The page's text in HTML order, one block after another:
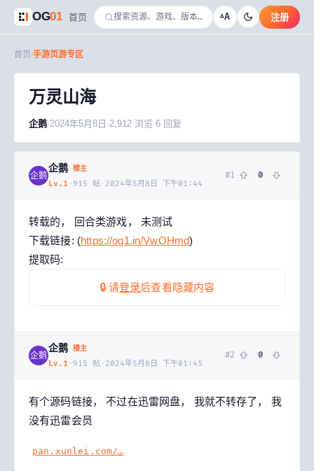
OG01 首页 AA 注册
首页 手游页游专区
万灵山海
企鹅·2024年5月8日 ·2,912 浏览·6 回复
企鹅
企鹅 楼主
Lv. 1 · 915 帖 · 2024年5月8日 下午01:44
#1 0
转载的， 回合类游戏， 未测试
下载链接: (https://og1.in/VwOHmd)
提取码:
🔒 请登录后查看隐藏内容
企鹅
企鹅 楼主
Lv. 1 · 915 帖 · 2024年5月8日 下午01:45
#2 0
有个源码链接， 不过在迅雷网盘， 我就不转存了， 我
没有迅雷会员
pan.xunlei.com/…